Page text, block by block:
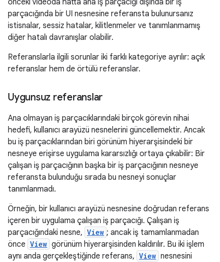
önceki videoda hatta ana iş parçacığı dışında bir iş
parçacığında bir UI nesnesine referansta bulunursanız
istisnalar, sessiz hatalar, kilitlenmeler ve tanımlanmamış
diğer hatalı davranışlar olabilir.
Referanslarla ilgili sorunlar iki farklı kategoriye ayrılır: açık
referanslar hem de örtülü referanslar.
Uygunsuz referanslar
Ana olmayan iş parçacıklarındaki birçok görevin nihai
hedefi, kullanıcı arayüzü nesnelerini güncellemektir. Ancak
bu iş parçacıklarından biri görünüm hiyerarşisindeki bir
nesneye erişirse uygulama kararsızlığı ortaya çıkabilir: Bir
çalışan iş parçacığının başka bir iş parçacığının nesneye
referansta bulunduğu sırada bu nesneyi sonuçlar
tanımlanmadı.
Örneğin, bir kullanıcı arayüzü nesnesine doğrudan referans
içeren bir uygulama çalışan iş parçacığı. Çalışan iş
parçacığındaki nesne, View ; ancak iş tamamlanmadan
önce View görünüm hiyerarşisinden kaldırılır. Bu iki işlem
aynı anda gerçekleştiğinde referans, View nesnesini